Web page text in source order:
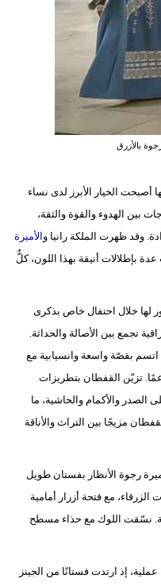
إسلامية
مدوَّنات
سيارات
بالأزرق
أصبحت الخيار الأبرز لدى نساء
بين الهدوء والقوة والثقة،
وقد ظهرت الملكة رانيا و الأميرة
بإطلالات أنيقة بهذا اللون، كلٌّ
خلال احتفال خاص بذكرى
تجمع بين الأصالة والحداثة.
اتسم بقصّة واسعة وانسيابية مع
تزيّن القفطان بتطريزات
والأكمام والحاشية، ما
مزيجًا بين التراث والأناقة
رجوة الأنظار بفستان طويل
مع فتحة أزرار أمامية
نسّقت اللوك مع حذاء مسطح
إذ ارتدت فستانًا من الجينز